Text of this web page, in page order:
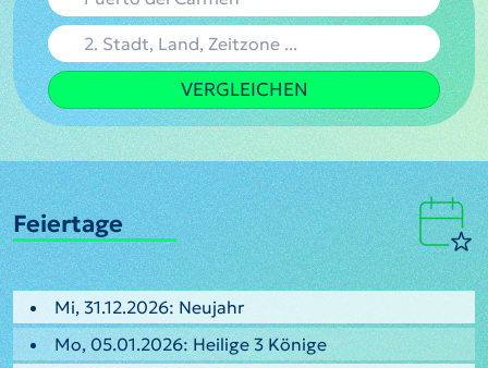
VERGLEICHEN
Feiertage
Mi, 31.12.2026: Neujahr
Mo, 05.01.2026: Heilige 3 Könige